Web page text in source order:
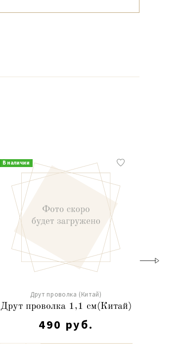
В наличии
Друт проволка (Китай)
Друт проволка 1,1 см(Китай)
490 руб.